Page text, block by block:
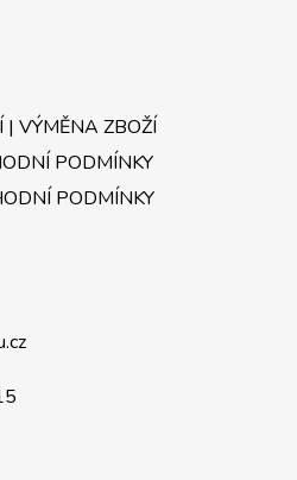
ý
p
i
s
VÝMĚNA ZBOŽÍ
PODMÍNKY
PODMÍNKY